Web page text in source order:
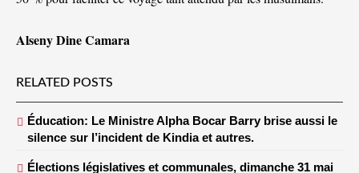
Alseny Dine Camara
RELATED POSTS
Éducation: Le Ministre Alpha Bocar Barry brise aussi le
silence sur l’incident de Kindia et autres.
Élections législatives et communales, dimanche 31 mai